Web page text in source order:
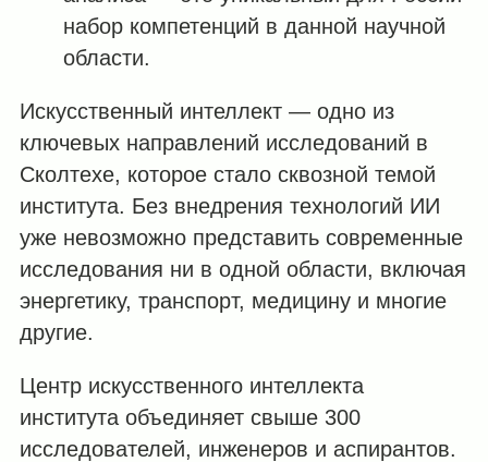
набор компетенций в данной научной
области.
Искусственный интеллект — одно из
ключевых направлений исследований в
Сколтехе, которое стало сквозной темой
института. Без внедрения технологий ИИ
уже невозможно представить современные
исследования ни в одной области, включая
энергетику, транспорт, медицину и многие
другие.
Центр искусственного интеллекта
института объединяет свыше 300
исследователей, инженеров и аспирантов.